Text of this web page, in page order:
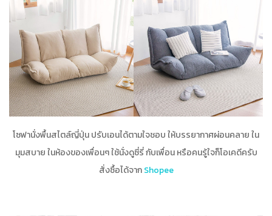
โซฟานั่งพื้นสไตล์ญี่ปุ่น ปรับเอนได้ตามใจชอบ ให้บรรยากาศผ่อนคลาย ใน
มุมสบาย ในห้องของเพื่อนๆ ใช้นั่งดูซี่รี่ กับเพื่อน หรือคนรู้ใจก็โอเคดีครับ
สั่งซื้อได้จากShopee